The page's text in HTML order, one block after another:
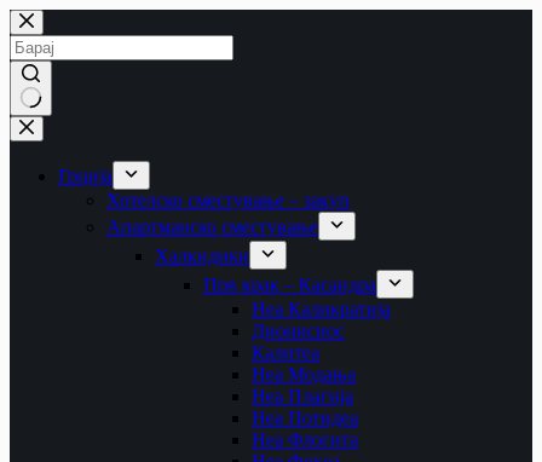
Skip
to
content
No
results
Грција
Хотелско сместување – закуп
Апартманско сместување
Халкидики
Прв крак – Касандра
Неа Каликратија
Дионисиос
Калитеа
Неа Модања
Неа Плагија
Неа Потидеа
Неа Флогита